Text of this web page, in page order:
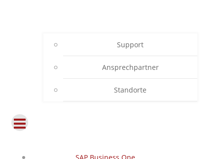
Support
Ansprechpartner
Standorte